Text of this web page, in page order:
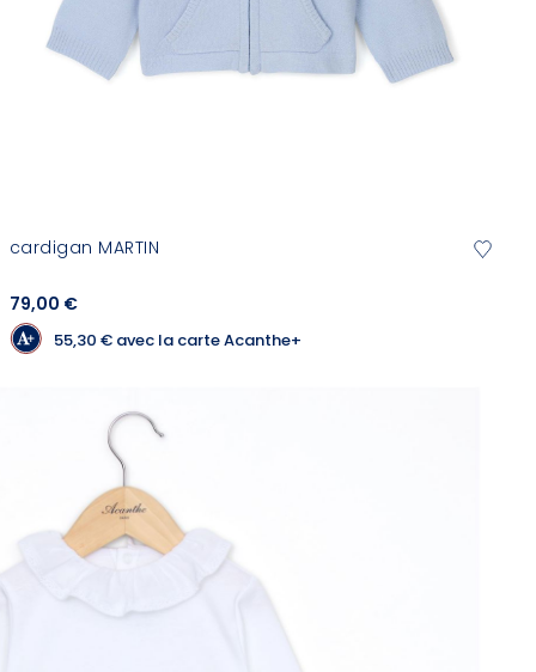
cardigan MARTIN
79,00 €
55,30 € avec la carte Acanthe+